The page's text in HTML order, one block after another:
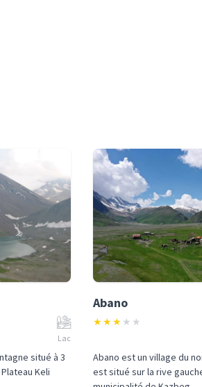
Lac
situé à 3
Keli
Abano
★★★ ★ ★
Abano est un village du
est situé sur la rive